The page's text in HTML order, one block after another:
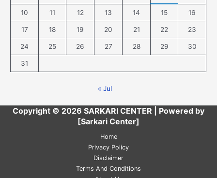
10 11 12 13 14 15 16
17 18 19 20 21 22 23
24 25 26 27 28 29 30
31
« Jul
Copyright © 2026 SARKARI CENTER | Powered by
[Sarkari Center]
Home
Privacy Policy
Disclaimer
Terms And Conditions